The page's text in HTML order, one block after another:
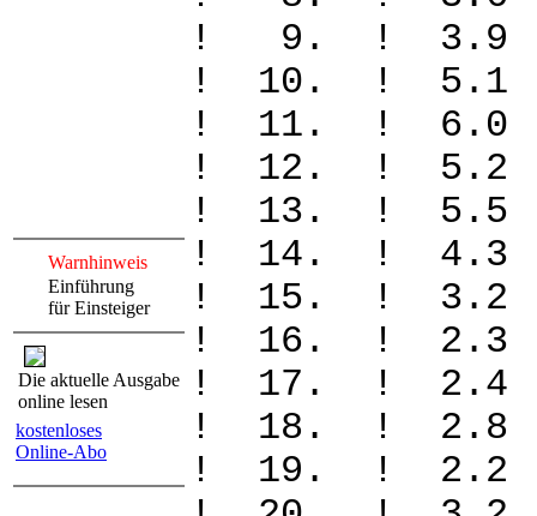
Warnhinweis
Einführung
für Einsteiger
Die aktuelle Ausgabe
online lesen
kostenloses
Online-Abo
! 9. ! 3.9
! 10. ! 5.1
! 11. !
! 12. !
! 13. ! 5.5
! 14. ! 4.3
! 15. !
! 16. !
! 17. !
! 18. !
! 19. !